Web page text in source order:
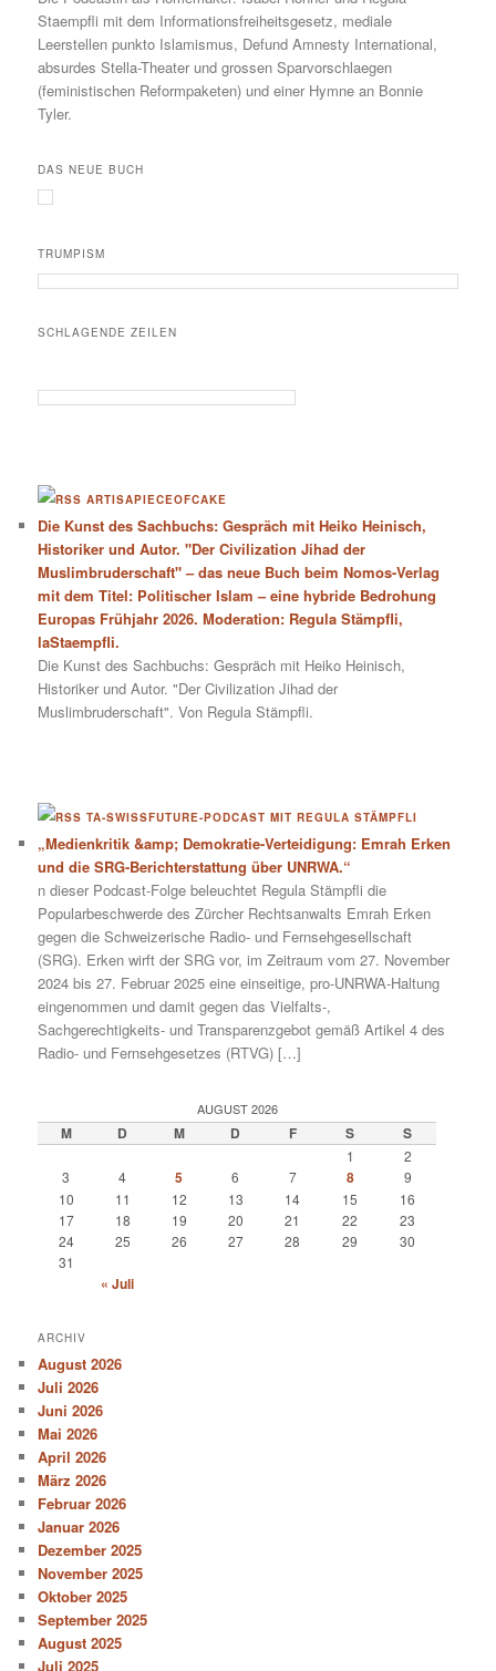
Staempfli mit dem Informationsfreiheitsgesetz, mediale
Leerstellen punkto Islamismus, Defund Amnesty International,
absurdes Stella-Theater und grossen Sparvorschlaegen
(feministischen Reformpaketen) und einer Hymne an Bonnie
Tyler.
DAS NEUE BUCH
TRUMPISM
SCHLAGENDE ZEILEN
ARTISAPIECEOFCAKE
Die Kunst des Sachbuchs: Gespräch mit Heiko Heinisch,
Historiker und Autor. "Der Civilization Jihad der
Muslimbruderschaft" – das neue Buch beim Nomos-Verlag
mit dem Titel: Politischer Islam – eine hybride Bedrohung
Europas Frühjahr 2026. Moderation: Regula Stämpfli,
laStaempfli.
Die Kunst des Sachbuchs: Gespräch mit Heiko Heinisch,
Historiker und Autor. "Der Civilization Jihad der
Muslimbruderschaft". Von Regula Stämpfli.
TA-SWISSFUTURE-PODCAST MIT REGULA STÄMPFLI
„Medienkritik &amp; Demokratie-Verteidigung: Emrah Erken
und die SRG-Berichterstattung über UNRWA.“
n dieser Podcast-Folge beleuchtet Regula Stämpfli die
Popularbeschwerde des Zürcher Rechtsanwalts Emrah Erken
gegen die Schweizerische Radio- und Fernsehgesellschaft
(SRG). Erken wirft der SRG vor, im Zeitraum vom 27. November
2024 bis 27. Februar 2025 eine einseitige, pro-UNRWA-Haltung
eingenommen und damit gegen das Vielfalts-,
Sachgerechtigkeits- und Transparenzgebot gemäß Artikel 4 des
Radio- und Fernsehgesetzes (RTVG) […]
AUGUST 2026
M D M D F S S
1
2
3
4 5 6 7 8
9
10
11 12 13 14 15
16
17
18 19 20 21 22
23
24
25 26 27 28 29
30
31
« Juli
ARCHIV
August 2026
Juli 2026
Juni 2026
Mai 2026
April 2026
März 2026
Februar 2026
Januar 2026
Dezember 2025
November 2025
Oktober 2025
September 2025
August 2025
Juli 2025